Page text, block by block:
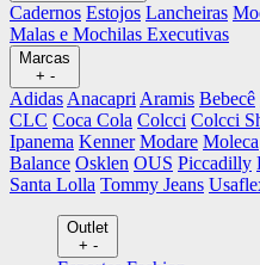
Cadernos Estojos Lancheiras
Malas e Mochilas Executivas
Marcas
+ -
Adidas Anacapri Aramis Bebecê
CLC Coca Cola Colcci Colcci
Ipanema Kenner Modare Moleca
Balance Osklen OUS Piccadilly
Santa Lolla Tommy Jeans
Outlet
+ -